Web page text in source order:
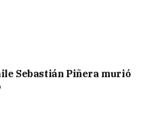
Sebastián Piñera murió